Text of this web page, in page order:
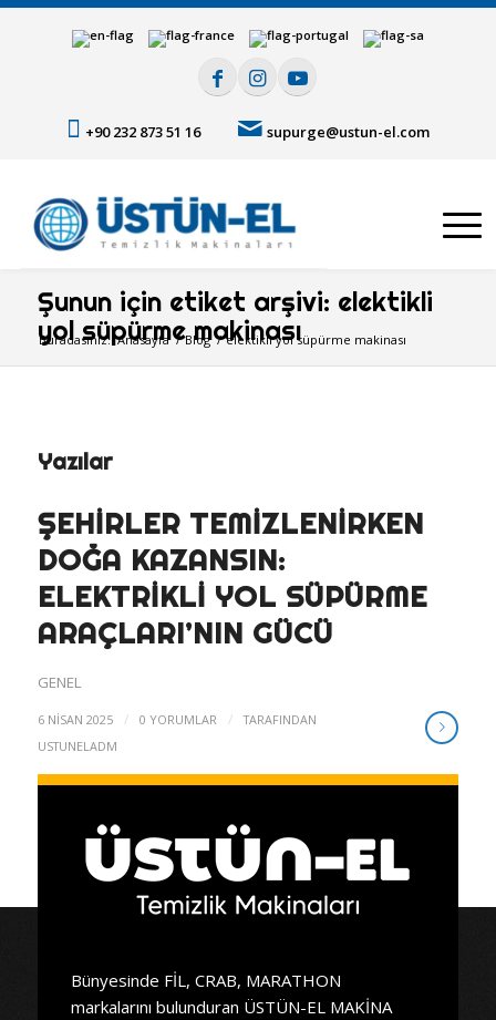
+90 232 873 51 16 supurge@ustun-el.com
Şunun için etiket arşivi: elektikli
yol süpürme makinası
Buradasınız: Anasayfa / Blog / elektikli yol süpürme makinası
Yazılar
ŞEHIRLER TEMIZLENIRKEN
DOĞA KAZANSIN:
ELEKTRIKLI YOL SÜPÜRME
ARAÇLARI’NIN GÜCÜ
GENEL
6 NISAN 2025 / 0 YORUMLAR /
TARAFINDAN
USTUNELADM
Bünyesinde FİL, CRAB, MARATHON
markalarını bulunduran ÜSTÜN-EL MAKİNA